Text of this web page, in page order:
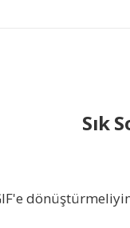
Sık